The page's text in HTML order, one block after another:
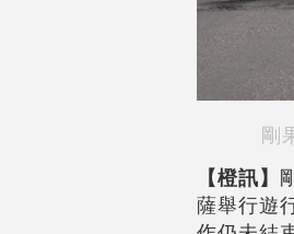
剛
【橙訊】
薩舉行遊